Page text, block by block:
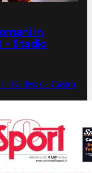
in
- Stadio
Galles: da Castro